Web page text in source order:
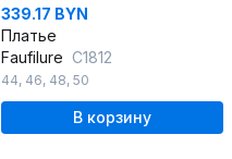
339.17 BYN
Платье
Faufilure С1812
44, 46, 48, 50
В корзину